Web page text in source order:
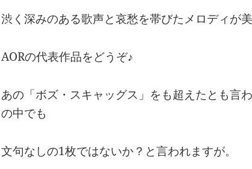
渋く深みのある歌声と哀愁を帯びたメロディが
AORの代表作品をどうぞ♪
あの「ボズ・スキャッグス」をも超えたとも言
の中でも
文句なしの1枚ではないか？と言われますが。